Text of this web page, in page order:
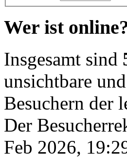
Wer ist
Insgesamt sind
unsichtbare
Besuchern der
Der
Feb 2026,